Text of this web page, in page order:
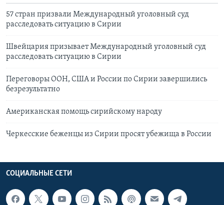
57 стран призвали Международный уголовный суд
расследовать ситуацию в Сирии
Швейцария призывает Международный уголовный суд
расследовать ситуацию в Сирии
Переговоры ООН, США и России по Сирии завершились
безрезультатно
Американская помощь сирийскому народу
Черкесские беженцы из Сирии просят убежища в России
СОЦИАЛЬНЫЕ СЕТИ